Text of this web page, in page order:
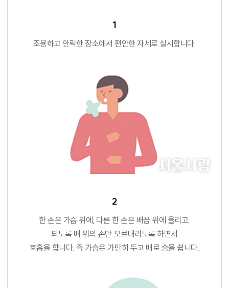
1
조용하고 안락한 장소에서 편안한 자세로 실시합니다.
2
한 손은 가슴 위에, 다른 한 손은 배꼽 위에 올리고,
되도록 배 위의 손만 오르내리도록 하면서
호흡을 합니다. 즉 가슴은 가만히 두고 배로 숨을 쉽니다.